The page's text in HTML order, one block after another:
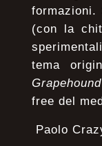
(con la
tema
Grapehound
free del
Paolo